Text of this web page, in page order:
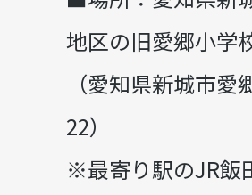
地区の旧愛郷小学
（愛知県新城市愛
22）
※最寄り駅のJR飯